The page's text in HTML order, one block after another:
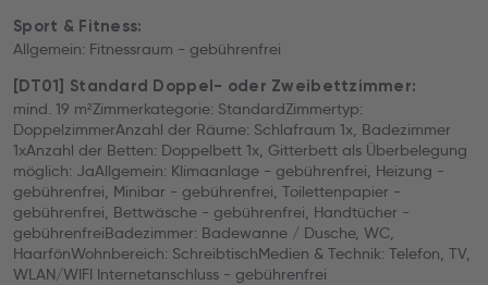
Sport & Fitness:
Allgemein: Fitnessraum - gebührenfrei
[DT01] Standard Doppel- oder Zweibettzimmer:
mind. 19 m²Zimmerkategorie: StandardZimmertyp:
DoppelzimmerAnzahl der Räume: Schlafraum 1x, Badezimmer
1xAnzahl der Betten: Doppelbett 1x, Gitterbett als Überbelegung
möglich: JaAllgemein: Klimaanlage - gebührenfrei, Heizung -
gebührenfrei, Minibar - gebührenfrei, Toilettenpapier -
gebührenfrei, Bettwäsche - gebührenfrei, Handtücher -
gebührenfreiBadezimmer: Badewanne / Dusche, WC,
HaarfönWohnbereich: SchreibtischMedien & Technik: Telefon, TV,
WLAN/WIFI Internetanschluss - gebührenfrei